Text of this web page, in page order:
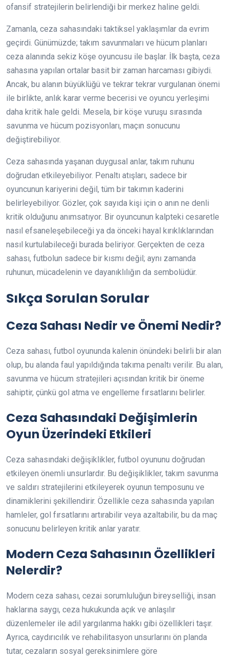
ofansif stratejilerin belirlendiği bir merkez haline geldi.
Zamanla, ceza sahasındaki taktiksel yaklaşımlar da evrim
geçirdi. Günümüzde; takım savunmaları ve hücum planları
ceza alanında sekiz köşe oyuncusu ile başlar. İlk başta, ceza
sahasına yapılan ortalar basit bir zaman harcaması gibiydi.
Ancak, bu alanın büyüklüğü ve tekrar tekrar vurgulanan önemi
ile birlikte, anlık karar verme becerisi ve oyuncu yerleşimi
daha kritik hale geldi. Mesela, bir köşe vuruşu sırasında
savunma ve hücum pozisyonları, maçın sonucunu
değiştirebiliyor.
Ceza sahasında yaşanan duygusal anlar, takım ruhunu
doğrudan etkileyebiliyor. Penaltı atışları, sadece bir
oyuncunun kariyerini değil, tüm bir takımın kaderini
belirleyebiliyor. Gözler, çok sayıda kişi için o anın ne denli
kritik olduğunu anımsatıyor. Bir oyuncunun kalpteki cesaretle
nasıl efsaneleşebileceği ya da önceki hayal kırıklıklarından
nasıl kurtulabileceği burada beliriyor. Gerçekten de ceza
sahası, futbolun sadece bir kısmı değil; aynı zamanda
ruhunun, mücadelenin ve dayanıklılığın da sembolüdür.
Sıkça Sorulan Sorular
Ceza Sahası Nedir ve Önemi Nedir?
Ceza sahası, futbol oyununda kalenin önündeki belirli bir alan
olup, bu alanda faul yapıldığında takıma penaltı verilir. Bu alan,
savunma ve hücum stratejileri açısından kritik bir öneme
sahiptir, çünkü gol atma ve engelleme fırsatlarını belirler.
Ceza Sahasındaki Değişimlerin
Oyun Üzerindeki Etkileri
Ceza sahasındaki değişiklikler, futbol oyununu doğrudan
etkileyen önemli unsurlardır. Bu değişiklikler, takım savunma
ve saldırı stratejilerini etkileyerek oyunun temposunu ve
dinamiklerini şekillendirir. Özellikle ceza sahasında yapılan
hamleler, gol fırsatlarını artırabilir veya azaltabilir, bu da maç
sonucunu belirleyen kritik anlar yaratır.
Modern Ceza Sahasının Özellikleri
Nelerdir?
Modern ceza sahası, cezai sorumluluğun bireyselliği, insan
haklarına saygı, ceza hukukunda açık ve anlaşılır
düzenlemeler ile adil yargılanma hakkı gibi özellikleri taşır.
Ayrıca, caydırıcılık ve rehabilitasyon unsurlarını ön planda
tutar, cezaların sosyal gereksinimlere göre